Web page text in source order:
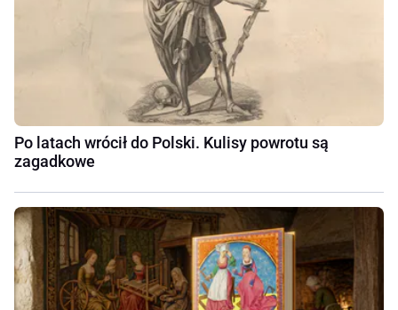
Po latach wrócił do Polski. Kulisy powrotu są
zagadkowe